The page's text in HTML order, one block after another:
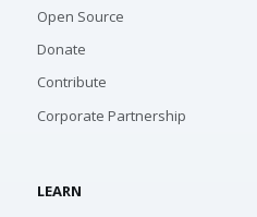
Open Source
Donate
Contribute
Corporate Partnership
LEARN